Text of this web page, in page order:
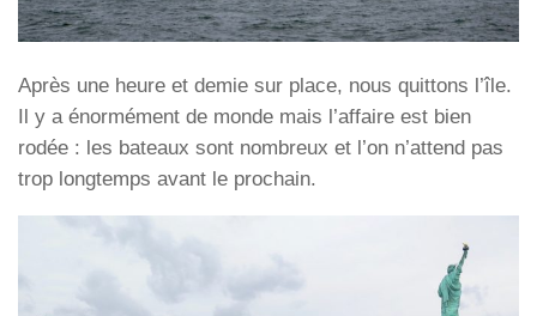
Après une heure et demie sur place, nous quittons l’île.
Il y a énormément de monde mais l’affaire est bien
rodée : les bateaux sont nombreux et l’on n’attend pas
trop longtemps avant le prochain.